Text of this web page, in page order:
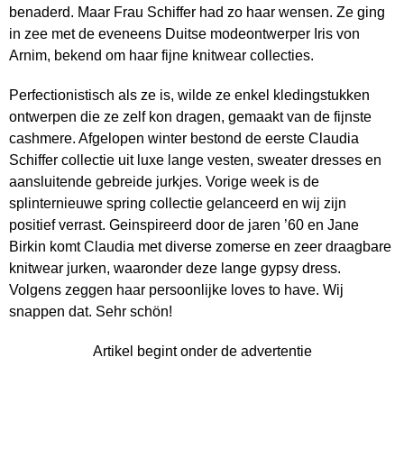
benaderd. Maar Frau Schiffer had zo haar wensen. Ze ging
in zee met de eveneens Duitse modeontwerper Iris von
Arnim, bekend om haar fijne knitwear collecties.
Perfectionistisch als ze is, wilde ze enkel kledingstukken
ontwerpen die ze zelf kon dragen, gemaakt van de fijnste
cashmere. Afgelopen winter bestond de eerste Claudia
Schiffer collectie uit luxe lange vesten, sweater dresses en
aansluitende gebreide jurkjes. Vorige week is de
splinternieuwe spring collectie gelanceerd en wij zijn
positief verrast. Geinspireerd door de jaren ’60 en Jane
Birkin komt Claudia met diverse zomerse en zeer draagbare
knitwear jurken, waaronder deze lange gypsy dress.
Volgens zeggen haar persoonlijke loves to have. Wij
snappen dat. Sehr schön!
Artikel begint onder de advertentie